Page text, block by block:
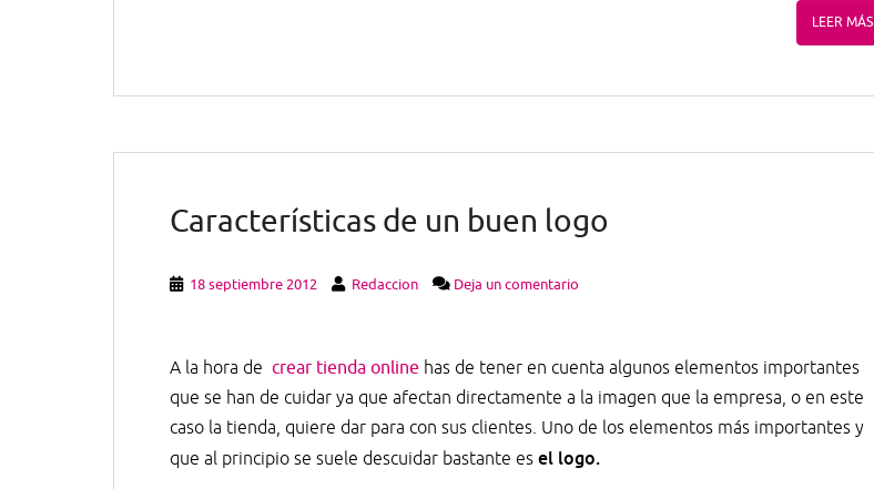
LEER MÁS
Características de un buen logo
18 septiembre 2012 Redaccion Deja un comentario
A la hora de crear tienda online has de tener en cuenta algunos elementos importantes
que se han de cuidar ya que afectan directamente a la imagen que la empresa, o en este
caso la tienda, quiere dar para con sus clientes. Uno de los elementos más importantes y
que al principio se suele descuidar bastante es el logo.